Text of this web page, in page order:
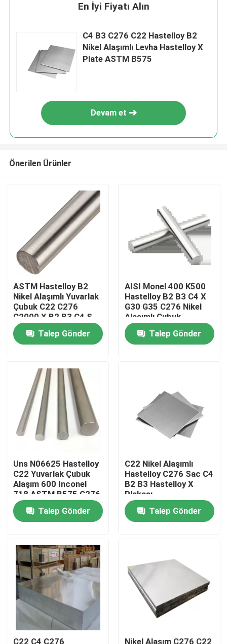
Ürün:% s
Hakkımızda
Kalite kontrol
Bize Ulaşın
Inconel 625 Malzeme
Incoloy 800 Malzemesi
Inconel 718 Malzeme
En İyi Fiyatı Alın
C4 B3 C276 C22 Hastelloy B2
Nikel Alaşımlı Levha Hastelloy X
Plate ASTM B575
Devam et
Önerilen Ürünler
ASTM Hastelloy B2
Nikel Alaşımlı Yuvarlak
Çubuk C22 C276
C2000 X B2 B3 C4 S
G35 Cilalı
Talep Gönder
AISI Monel 400 K500
Hastelloy B2 B3 C4 X
G30 G35 C276 Nikel
Alaşımlı Çubuk
Talep Gönder
Uns N06625 Hastelloy
C22 Yuvarlak Çubuk
Alaşım 600 Inconel
718 ASTM B575 C276
C4 Hastelloy X B B2
B3
Talep Gönder
C22 Nikel Alaşımlı
Hastelloy C276 Sac C4
B2 B3 Hastelloy X
Plakası
Talep Gönder
C22 C4 C276 Nikel Alaşım C276 C22